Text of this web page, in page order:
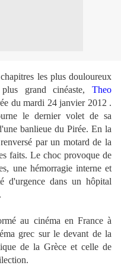
les plus douloureux
grand cinéaste, Theo
du mardi 24 janvier 2012 .
le dernier volet de sa
banlieue du Pirée. En la
par un motard de la
faits. Le choc provoque de
une hémorragie interne et
d'urgence dans un hôpital
au cinéma en France à
grec sur le devant de la
de la Grèce et celle de